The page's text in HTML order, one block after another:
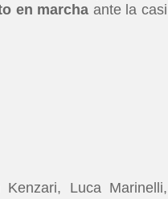
en marcha ante la casi
Luca Marinelli,